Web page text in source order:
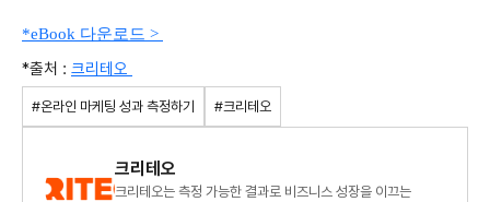
*eBook 다운로드 >
*출처 : 크리테오
#온라인 마케팅 성과 측정하기 #크리테오
크리테오
크리테오는 측정 가능한 결과로 비즈니스 성장을 이끄는